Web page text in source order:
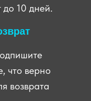
что верно
возврата
10 дней.